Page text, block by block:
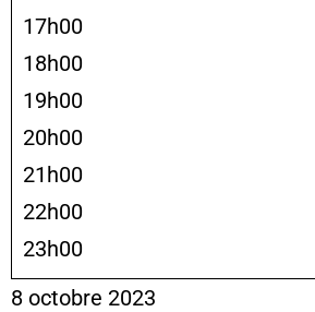
17h00
18h00
19h00
20h00
21h00
22h00
23h00
8 octobre 2023